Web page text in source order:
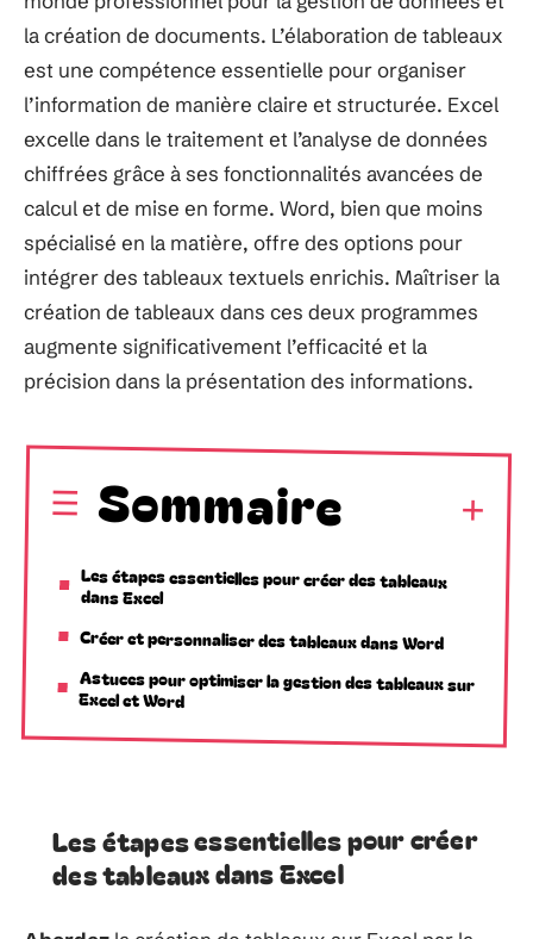
la création de documents. L’élaboration de tableaux
est une compétence essentielle pour organiser
l’information de manière claire et structurée. Excel
excelle dans le traitement et l’analyse de données
chiffrées grâce à ses fonctionnalités avancées de
calcul et de mise en forme. Word, bien que moins
spécialisé en la matière, offre des options pour
intégrer des tableaux textuels enrichis. Maîtriser la
création de tableaux dans ces deux programmes
augmente significativement l’efficacité et la
précision dans la présentation des informations.
Sommaire
Les étapes essentielles pour créer des tableaux
dans Excel
Créer et personnaliser des tableaux dans Word
Astuces pour optimiser la gestion des tableaux sur
Excel et Word
Les étapes essentielles pour créer
des tableaux dans Excel